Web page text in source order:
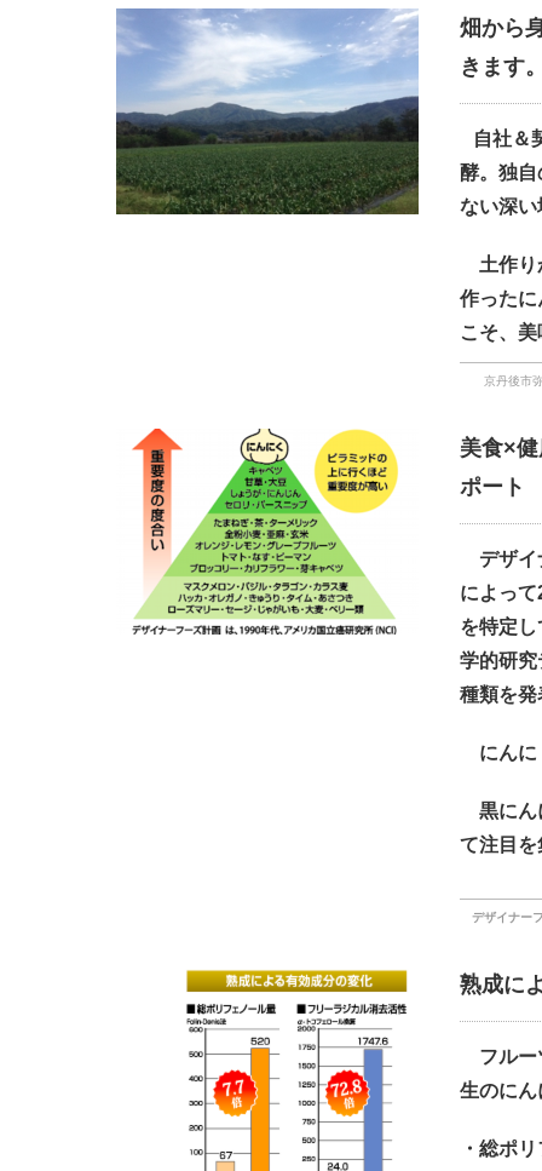
畑から
きます
自社＆
酵。独
ない深い
土作り
作ったに
こそ、
京丹後市
美食×
ポート
デザイ
によっ
を特定
学的研究
種類を発
にんに
黒にん
て注目
デザイナー
熟成に
フルー
生のにん
・総ポ